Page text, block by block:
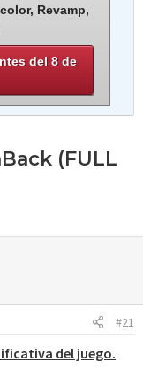
Revamp,
del 8 de
(FULL
#21
del juego.